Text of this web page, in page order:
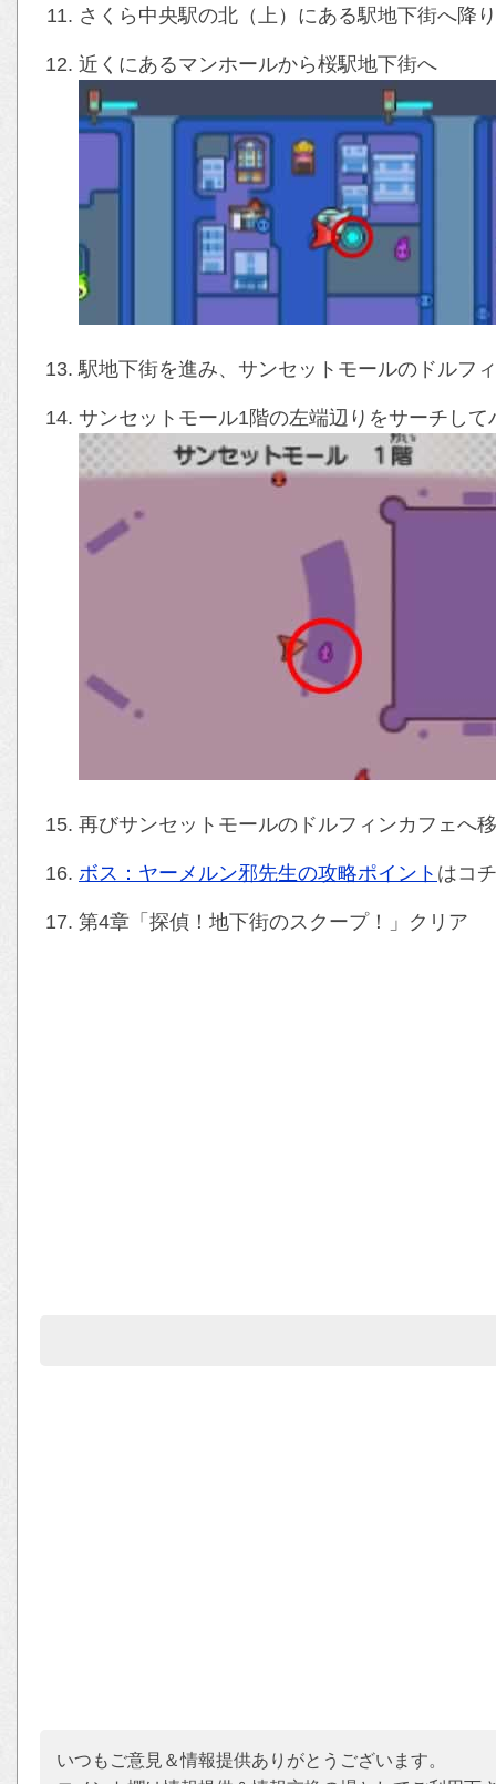
さくら中央駅の北（上）にある駅地下街へ降
近くにあるマンホールから桜駅地下街へ
駅地下街を進み、サンセットモールのドルフ
サンセットモール1階の左端辺りをサーチし
再びサンセットモールのドルフィンカフェへ
ボス：ヤーメルン邪先生の攻略ポイント はコ
第4章「探偵！地下街のスクープ！」クリア
いつもご意見＆情報提供ありがとうございます。